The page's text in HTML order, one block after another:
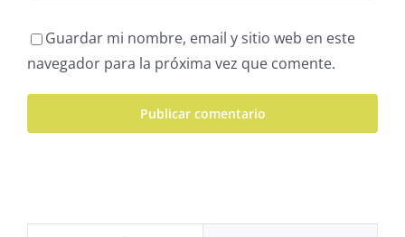
Guardar mi nombre, email y sitio web en este
navegador para la próxima vez que comente.